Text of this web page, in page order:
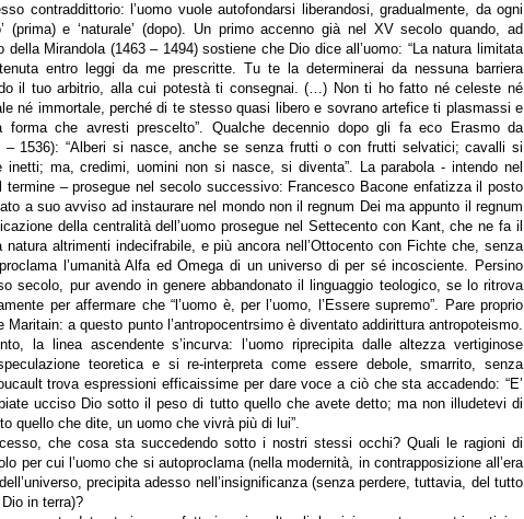
contraddittorio: l’uomo vuole autofondarsi liberandosi, gradualmente, da ogni
(prima) e ‘naturale’ (dopo). Un primo accenno già nel XV secolo quando, ad
della Mirandola (1463 – 1494) sostiene che Dio dice all’uomo: “La natura limitata
entro leggi da me prescritte. Tu te la determinerai da nessuna barriera
il tuo arbitrio, alla cui potestà ti consegnai. (…) Non ti ho fatto né celeste né
né immortale, perché di te stesso quasi libero e sovrano artefice ti plasmassi e
forma che avresti prescelto”. Qualche decennio dopo gli fa eco Erasmo da
– 1536): “Alberi si nasce, anche se senza frutti o con frutti selvatici; cavalli si
inetti; ma, credimi, uomini non si nasce, si diventa”. La parabola - intendo nel
termine – prosegue nel secolo successivo: Francesco Bacone enfatizza il posto
a suo avviso ad instaurare nel mondo non il regnum Dei ma appunto il regnum
della centralità dell’uomo prosegue nel Settecento con Kant, che ne fa il
natura altrimenti indecifrabile, e più ancora nell’Ottocento con Fichte che, senza
l’umanità Alfa ed Omega di un universo di per sé incosciente. Persino
secolo, pur avendo in genere abbandonato il linguaggio teologico, se lo ritrova
per affermare che “l’uomo è, per l’uomo, l’Essere supremo”. Pare proprio
Maritain: a questo punto l’antropocentrsimo è diventato addirittura antropoteismo.
la linea ascendente s’incurva: l’uomo riprecipita dalle altezza vertiginose
teoretica e si re-interpreta come essere debole, smarrito, senza
trova espressioni efficaissime per dare voce a ciò che sta accadendo: “E’
ucciso Dio sotto il peso di tutto quello che avete detto; ma non illudetevi di
quello che dite, un uomo che vivrà più di lui”.
che cosa sta succedendo sotto i nostri stessi occhi? Quali le ragioni di
per cui l’uomo che si autoproclama (nella modernità, in contrapposizione all’era
precipita adesso nell’insignificanza (senza perdere, tuttavia, del tutto
in terra)?